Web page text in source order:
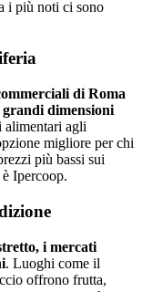
i più noti ci sono
di Roma
dimensioni
alimentari agli
migliore per chi
più bassi sui
Ipercoop.
i mercati
. Luoghi come il
offrono frutta,